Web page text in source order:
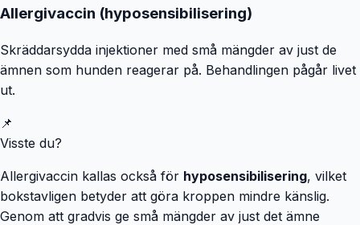
Allergivaccin (hyposensibilisering)
Skräddarsydda injektioner med små mängder av just de
ämnen som hunden reagerar på. Behandlingen pågår livet
ut.
📌
Visste du?
Allergivaccin kallas också för hyposensibilisering, vilket
bokstavligen betyder att göra kroppen mindre känslig.
Genom att gradvis ge små mängder av just det ämne